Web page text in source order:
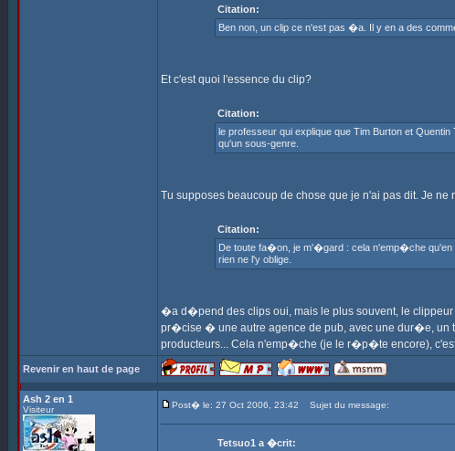
Citation:
Ben non, un clip ce n'est pas �a. Il y en a des
Et c'est quoi l'essence du clip?
Citation:
le professeur qui explique que Tim Burton et
qu'un sous-genre.
Tu supposes beaucoup de chose que je n'ai pas dit. Je
Citation:
De toute fa�on, je m'�gard : cela n'emp�che qu'en
rien ne l'y oblige.
�a d�pend des clips oui, mais le plus souvent, le
pr�cise � une autre agence de pub, avec une dur�e, un
producteurs... Cela n'emp�che (je le r�p�te encore),
Revenir en haut de page
Ash 2 en 1
Visiteur Post� le: 27 Oct 2006, 23:42 Sujet du message:
Tetsuo1 a �crit: